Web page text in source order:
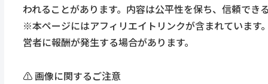
われることがあります。内容は公平性を保ち、信頼でき
※本ページにはアフィリエイトリンクが含まれています
営者に報酬が発生する場合があります。
⚠️ 画像に関するご注意